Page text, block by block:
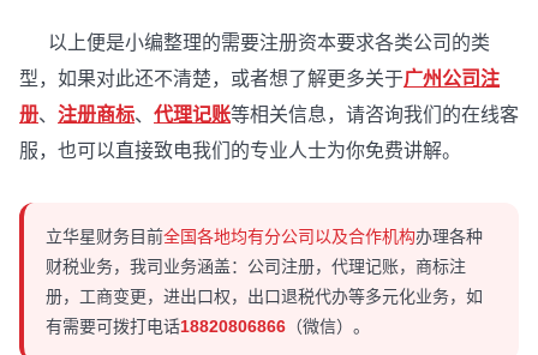
以上便是小编整理的需要注册资本要求各类公司的类
型，如果对此还不清楚，或者想了解更多关于广州公司注
册、 注册商标、 代理记账等相关信息，请咨询我们的在线客
服，也可以直接致电我们的专业人士为你免费讲解。
立华星财务目前全国各地均有分公司以及合作机构办理各种
财税业务，我司业务涵盖：公司注册，代理记账，商标注
册，工商变更，进出口权，出口退税代办等多元化业务，如
有需要可拨打电话18820806866 （微信）。